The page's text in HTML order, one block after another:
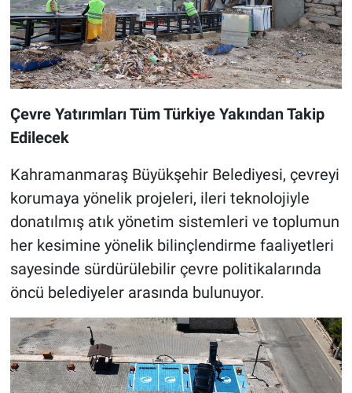
Çevre Yatırımları Tüm Türkiye Yakından Takip
Edilecek
Kahramanmaraş Büyükşehir Belediyesi, çevreyi
korumaya yönelik projeleri, ileri teknolojiyle
donatılmış atık yönetim sistemleri ve toplumun
her kesimine yönelik bilinçlendirme faaliyetleri
sayesinde sürdürülebilir çevre politikalarında
öncü belediyeler arasında bulunuyor.